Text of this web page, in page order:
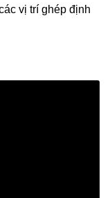
vị trí ghép định